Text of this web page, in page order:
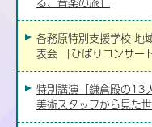
各務原特別支援学校 地
表会 「ひばりコンサート
特別講演「鎌倉殿の13人
美術スタッフから見た